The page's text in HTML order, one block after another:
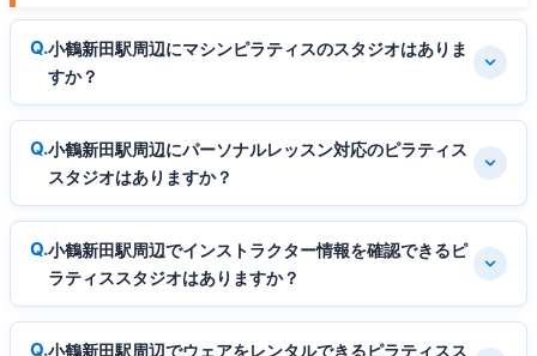
小鶴新田駅周辺にマシンピラティスのスタジオはありま
すか？
小鶴新田駅周辺にパーソナルレッスン対応のピラティス
スタジオはありますか？
小鶴新田駅周辺でインストラクター情報を確認できるピ
ラティススタジオはありますか？
小鶴新田駅周辺でウェアをレンタルできるピラティスス